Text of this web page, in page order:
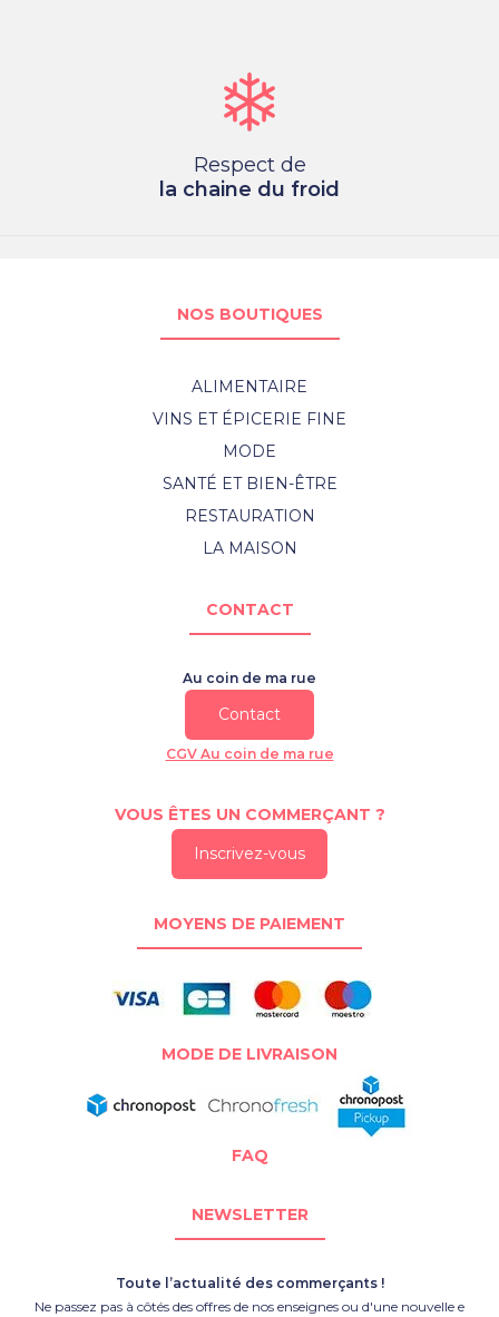
Respect de
la chaine du froid
NOS BOUTIQUES
ALIMENTAIRE
VINS ET ÉPICERIE FINE
MODE
SANTÉ ET BIEN-ÊTRE
RESTAURATION
LA MAISON
CONTACT
Au coin de ma rue
Contact
CGV Au coin de ma rue
VOUS ÊTES UN COMMERÇANT ?
Inscrivez-vous
MOYENS DE PAIEMENT
MODE DE LIVRAISON
FAQ
NEWSLETTER
Toute l’actualité des commerçants !
Ne passez pas à côtés des offres de nos enseignes ou d'une nouvelle e